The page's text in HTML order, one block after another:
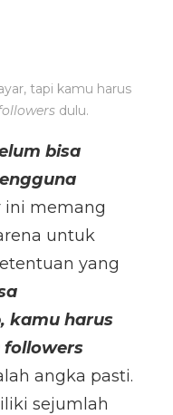
tapi kamu harus
dulu.
bisa
ini memang
untuk
yang
kamu harus
followers
angka pasti.
sejumlah